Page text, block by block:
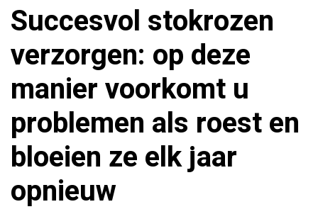
Succesvol stokrozen
verzorgen: op deze
manier voorkomt u
problemen als roest en
bloeien ze elk jaar
opnieuw